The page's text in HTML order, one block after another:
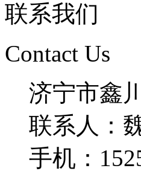
联系我们
Contact Us
济宁市鑫
联系人：
手机：